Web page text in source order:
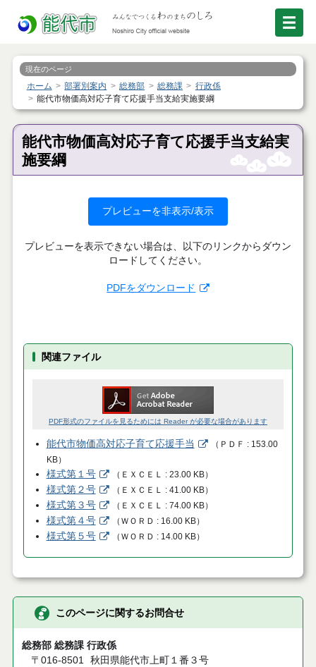
現在のページ
ホーム 部署別案内 総務部 総務課
行政係
能代市物価高対応子育て応援手当支給実施要綱
能代市物価高対応子育て応援手当支給実
施要綱
プレビューを非表示/表示
プレビューを表示できない場合は、以下のリンクからダウン
ロードしてください。
PDFをダウンロード
関連ファイル
PDF形式のファイルを見るためには Reader が必要な場合があります
能代市物価高対応子育て応援手当 （ ＰＤＦ
153.00
KB）
様式第１号 （ ＥＸＣＥＬ 23.00 KB）
様式第２号 （ ＥＸＣＥＬ 41.00 KB）
様式第３号 （ ＥＸＣＥＬ 74.00 KB）
様式第４号 （ ＷＯＲＤ 16.00 KB）
様式第５号 （ ＷＯＲＤ 14.00 KB）
このページに関するお問合せ
総務部 総務課 行政係
〒016-8501
秋田県能代市上町１番３号